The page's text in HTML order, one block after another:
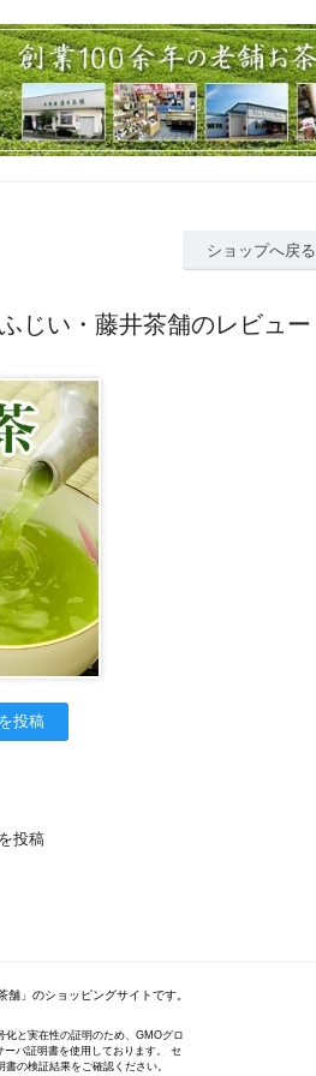
ショップへ戻る
じい・藤井茶舗のレビュー
投稿
投稿
」のショッピングサイトです。
化と実在性の証明のため、GMOグロ
バ証明書を使用しております。 セ
の検証結果をご確認ください。